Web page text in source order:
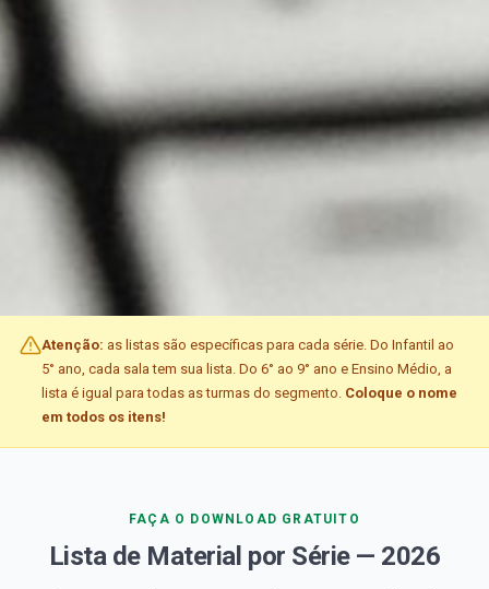
Atenção: as listas são específicas para cada série. Do Infantil ao
5° ano, cada sala tem sua lista. Do 6° ao 9° ano e Ensino Médio, a
lista é igual para todas as turmas do segmento. Coloque o nome
em todos os itens!
FAÇA O DOWNLOAD GRATUITO
Lista de Material por Série — 2026